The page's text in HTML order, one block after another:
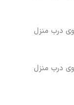
درب منزل
درب منزل